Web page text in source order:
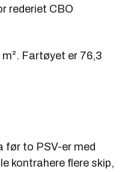
rederiet CBO
Fartøyet er 76,3
før to PSV-er med
kontrahere flere skip,